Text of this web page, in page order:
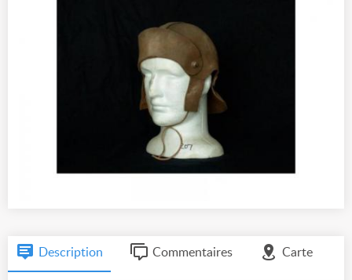
Description Commentaires Carte